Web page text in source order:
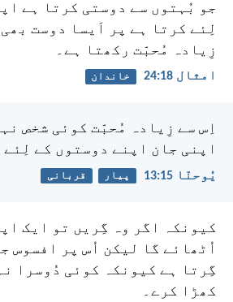
جو بُہتوں سے دوستی کرتا ہے
لِئے کرتا ہے پر اَیسا دوست
زِیادہ مُحبّت رکھتا ہے۔
امثال 18:‏24 خاندان
اِس سے زِیادہ مُحبّت کوئی شخص
اپنی جان اپنے دوستوں کے لِئے
یُوحنّا 15:‏13 پیار قربانی
کیونکہ اگر وہ گِریں تو ایک
اُٹھائے گا لیکن اُس پر افسوس
گِرتا ہے کیونکہ کوئی دُوسرا
کھڑا کرے۔